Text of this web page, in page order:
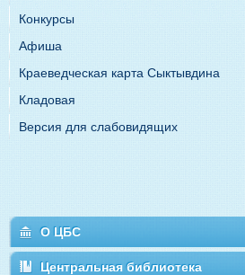
Конкурсы
Афиша
Краеведческая карта Сыктывдина
Кладовая
Версия для слабовидящих
О ЦБС
Центральная библиотека